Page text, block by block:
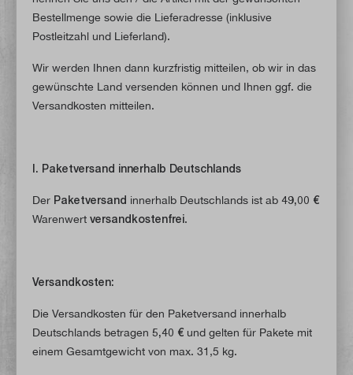
Bestellmenge sowie die Lieferadresse (inklusive
Postleitzahl und Lieferland).
Wir werden Ihnen dann kurzfristig mitteilen, ob wir in das
gewünschte Land versenden können und Ihnen ggf. die
Versandkosten mitteilen.
I. Paketversand innerhalb Deutschlands
Der Paketversand innerhalb Deutschlands ist ab 49,00 €
Warenwert versandkostenfrei.
Versandkosten:
Die Versandkosten für den Paketversand innerhalb
Deutschlands betragen 5,40 € und gelten für Pakete mit
einem Gesamtgewicht von max. 31,5 kg.